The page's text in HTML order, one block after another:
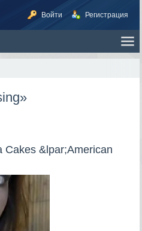
Войти Регистрация
Cakes &lpar;American